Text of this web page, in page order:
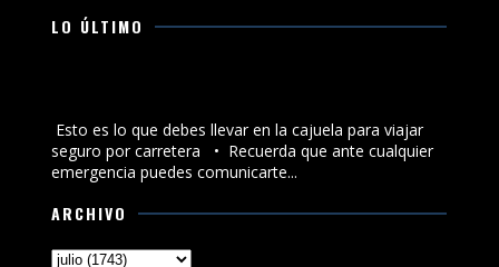
LO ÚLTIMO
Esto es lo que debes llevar en la cajuela para viajar
seguro por carretera •⁠ ⁠Recuerda que ante cualquier
emergencia puedes comunicarte...
ARCHIVO